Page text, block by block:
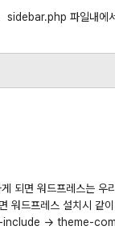
파일내에
되면 워드프레스는
드프레스 설치시 같
include -> theme-